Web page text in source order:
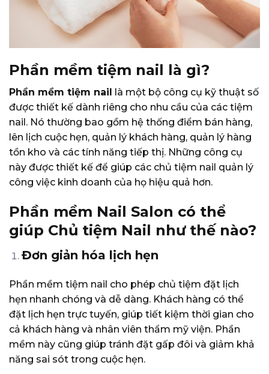
Phần mềm tiệm nail là gì?
Phần mềm tiệm nail là một bộ công cụ kỹ thuật số
được thiết kế dành riêng cho nhu cầu của các tiệm
nail. Nó thường bao gồm hệ thống điểm bán hàng,
lên lịch cuộc hẹn, quản lý khách hàng, quản lý hàng
tồn kho và các tính năng tiếp thị. Những công cụ
này được thiết kế để giúp các chủ tiệm nail quản lý
công việc kinh doanh của họ hiệu quả hơn.
Phần mềm Nail Salon có thể
giúp Chủ tiệm Nail như thế nào?
Đơn giản hóa lịch hẹn
Phần mềm tiệm nail cho phép chủ tiệm đặt lịch
hẹn nhanh chóng và dễ dàng. Khách hàng có thể
đặt lịch hẹn trực tuyến, giúp tiết kiệm thời gian cho
cả khách hàng và nhân viên thẩm mỹ viện. Phần
mềm này cũng giúp tránh đặt gấp đôi và giảm khả
năng sai sót trong cuộc hẹn.